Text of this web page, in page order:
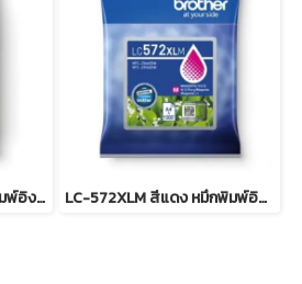
LC-572XLBK สีดำ หมึกพิมพ์อิงค์เจ็ทบราเดอร์ รับประกันศูนย์บริการของแท้แน่นอน BK , INK CATRIDGE 3,000 Pgs for J3660,J3960 LC-572XLM สีแดง หมึกพิมพ์อิงค์เจ็ทบราเดอร์ รับประกันศูนย์บริการของแท้แน่นอน , INK CATRIDGE 1,500Pgs for J3660,J3960